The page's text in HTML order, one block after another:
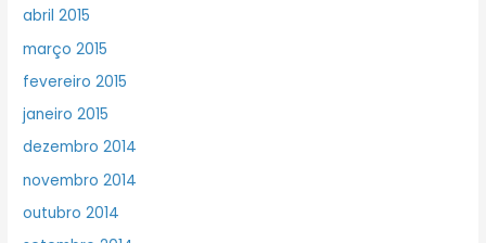
abril 2015
março 2015
fevereiro 2015
janeiro 2015
dezembro 2014
novembro 2014
outubro 2014